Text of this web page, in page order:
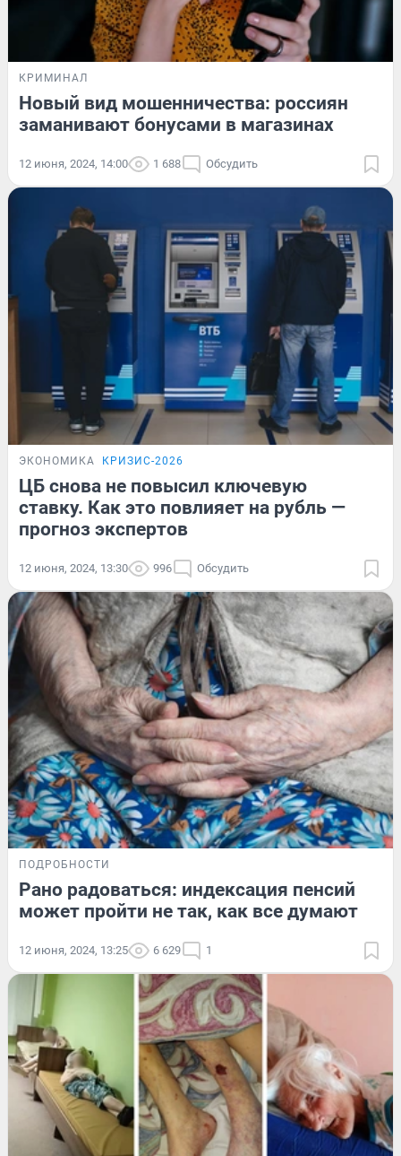
КРИМИНАЛ
Новый вид мошенничества: россиян
заманивают бонусами в магазинах
12 июня, 2024, 14:00 1 688 Обсудить
ЭКОНОМИКА КРИЗИС-2026
ЦБ снова не повысил ключевую
ставку. Как это повлияет на рубль —
прогноз экспертов
12 июня, 2024, 13:30 996 Обсудить
ПОДРОБНОСТИ
Рано радоваться: индексация пенсий
может пройти не так, как все думают
12 июня, 2024, 13:25 6 629 1